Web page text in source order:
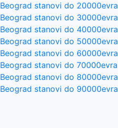
Beograd stanovi do 20000evra
Beograd stanovi do 30000evra
Beograd stanovi do 40000evra
Beograd stanovi do 50000evra
Beograd stanovi do 60000evra
Beograd stanovi do 70000evra
Beograd stanovi do 80000evra
Beograd stanovi do 90000evra